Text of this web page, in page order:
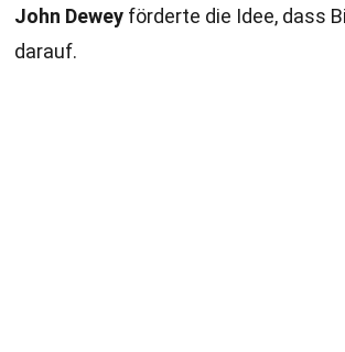
John Dewey förderte die Idee, dass
darauf.